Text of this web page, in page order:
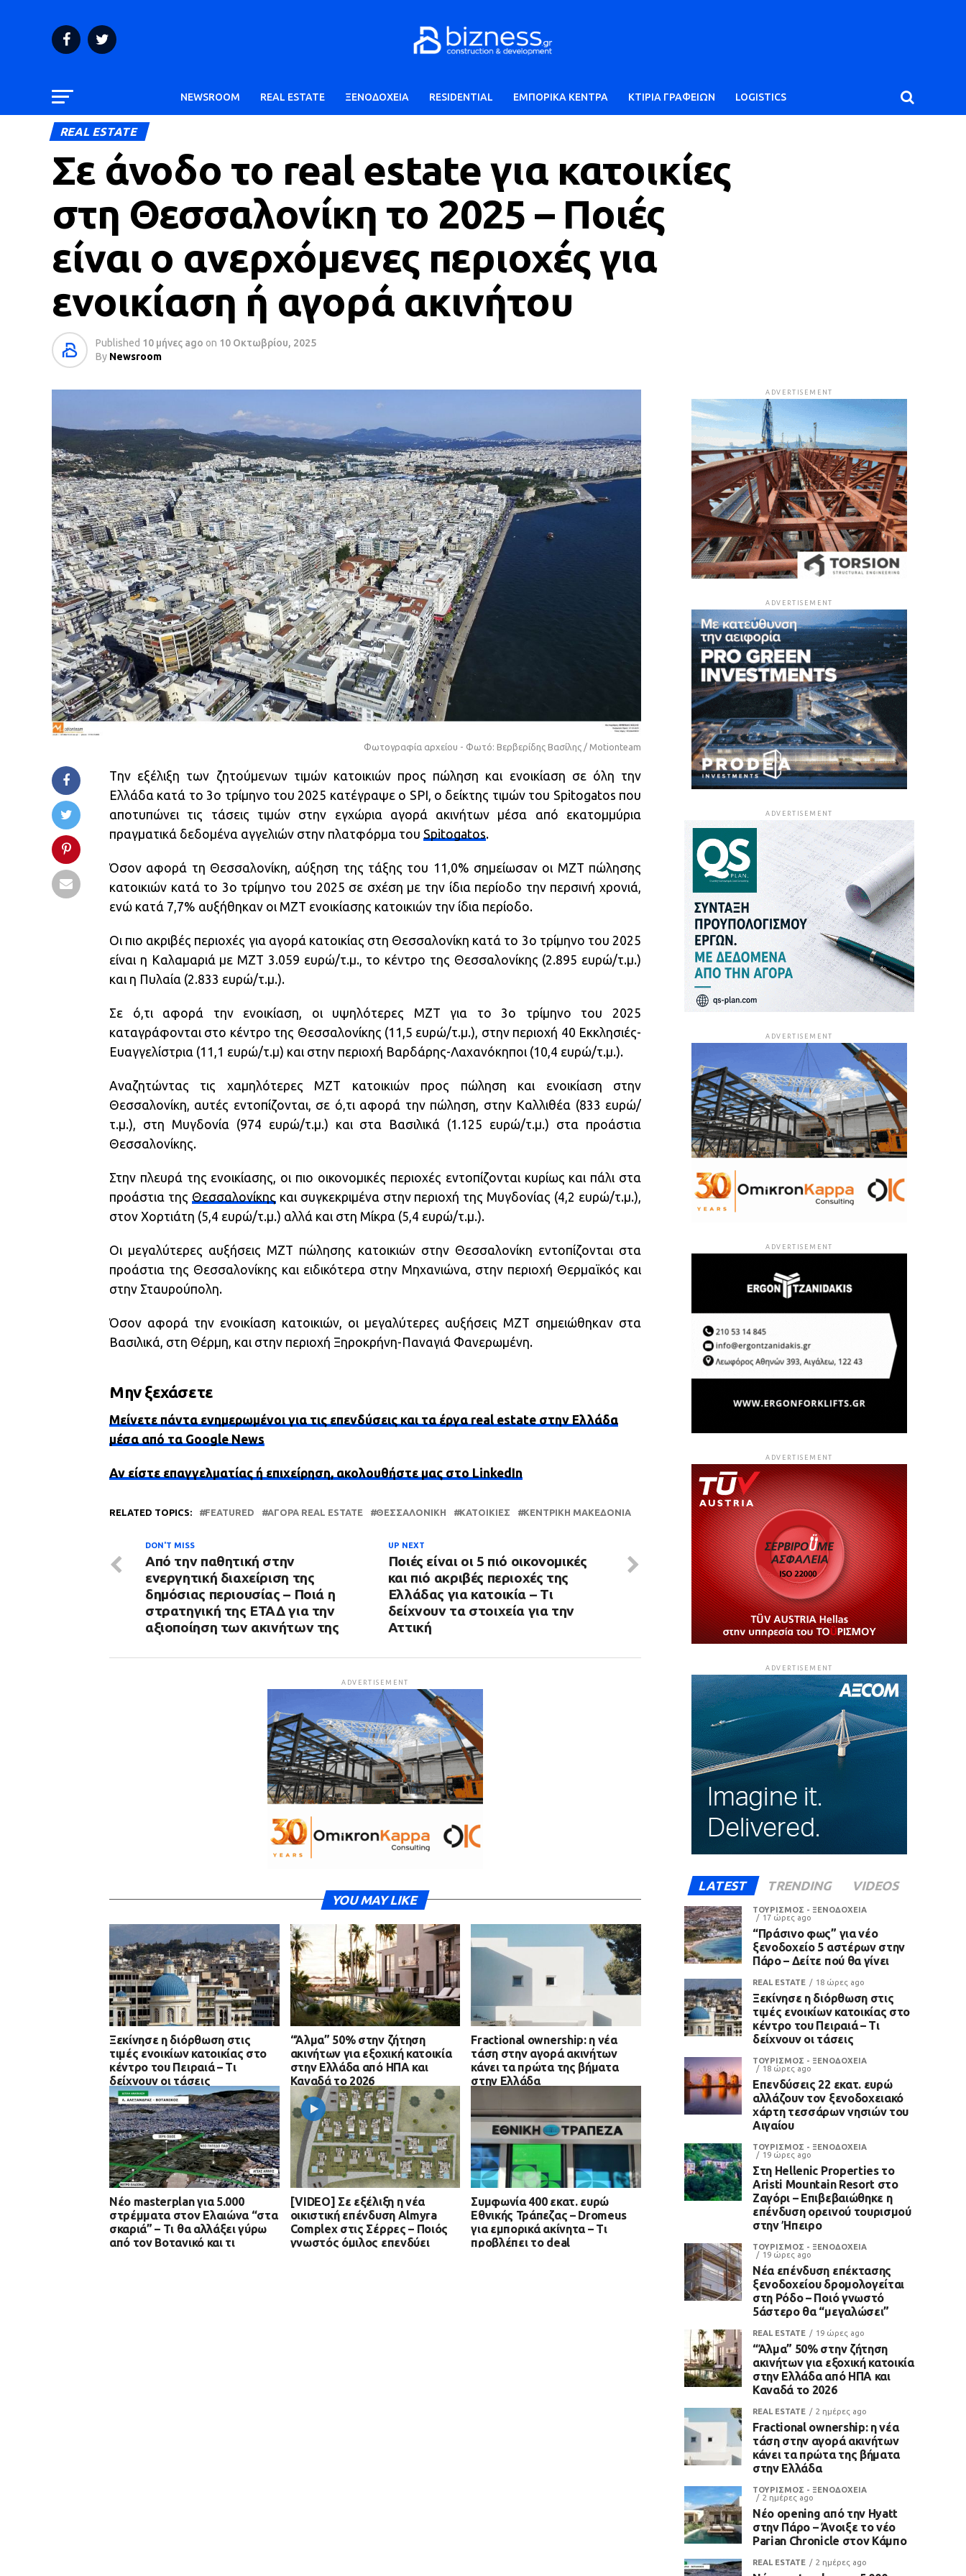
NEWSROOM REAL ESTATE ΞΕΝΟΔΟΧΕΙΑ RESIDENTIAL ΕΜΠΟΡΙΚΑ ΚΕΝΤΡΑ ΚΤΙΡΙΑ ΓΡΑΦΕΙΩΝ LOGISTICS
REAL ESTATE
Σε άνοδο το real estate για κατοικίες
στη Θεσσαλονίκη το 2025 – Ποιές
είναι ο ανερχόμενες περιοχές για
ενοικίαση ή αγορά ακινήτου
Published 10 μήνες ago on 10 Οκτωβρίου, 2025
By Newsroom
Φωτογραφία αρχείου - Φωτό: Βερβερίδης Βασίλης / Motionteam
Tην εξέλιξη των ζητούμενων τιμών κατοικιών προς πώληση και ενοικίαση σε όλη την
Ελλάδα κατά το 3ο τρίμηνο του 2025 κατέγραψε ο SPI, ο δείκτης τιμών του Spitogatos που
αποτυπώνει τις τάσεις τιμών στην εγχώρια αγορά ακινήτων μέσα από εκατομμύρια
πραγματικά δεδομένα αγγελιών στην πλατφόρμα του Spitogatos.
Όσον αφορά τη Θεσσαλονίκη, αύξηση της τάξης του 11,0% σημείωσαν οι ΜΖΤ πώλησης
κατοικιών κατά το 3ο τρίμηνο του 2025 σε σχέση με την ίδια περίοδο την περσινή χρονιά,
ενώ κατά 7,7% αυξήθηκαν οι ΜΖΤ ενοικίασης κατοικιών την ίδια περίοδο.
Οι πιο ακριβές περιοχές για αγορά κατοικίας στη Θεσσαλονίκη κατά το 3ο τρίμηνο του 2025
είναι η Καλαμαριά με ΜΖΤ 3.059 ευρώ/τ.μ., το κέντρο της Θεσσαλονίκης (2.895 ευρώ/τ.μ.)
και η Πυλαία (2.833 ευρώ/τ.μ.).
Σε ό,τι αφορά την ενοικίαση, οι υψηλότερες ΜΖΤ για το 3ο τρίμηνο του 2025
καταγράφονται στο κέντρο της Θεσσαλονίκης (11,5 ευρώ/τ.μ.), στην περιοχή 40 Εκκλησιές-
Ευαγγελίστρια (11,1 ευρώ/τ.μ) και στην περιοχή Βαρδάρης-Λαχανόκηποι (10,4 ευρώ/τ.μ.).
Αναζητώντας τις χαμηλότερες ΜΖΤ κατοικιών προς πώληση και ενοικίαση στην
Θεσσαλονίκη, αυτές εντοπίζονται, σε ό,τι αφορά την πώληση, στην Καλλιθέα (833 ευρώ/
τ.μ.), στη Μυγδονία (974 ευρώ/τ.μ.) και στα Βασιλικά (1.125 ευρώ/τ.μ.) στα προάστια
Θεσσαλονίκης.
Στην πλευρά της ενοικίασης, οι πιο οικονομικές περιοχές εντοπίζονται κυρίως και πάλι στα
προάστια της Θεσσαλονίκης και συγκεκριμένα στην περιοχή της Μυγδονίας (4,2 ευρώ/τ.μ.),
στον Χορτιάτη (5,4 ευρώ/τ.μ.) αλλά και στη Μίκρα (5,4 ευρώ/τ.μ.).
Οι μεγαλύτερες αυξήσεις ΜΖΤ πώλησης κατοικιών στην Θεσσαλονίκη εντοπίζονται στα
προάστια της Θεσσαλονίκης και ειδικότερα στην Μηχανιώνα, στην περιοχή Θερμαϊκός και
στην Σταυρούπολη.
Όσον αφορά την ενοικίαση κατοικιών, οι μεγαλύτερες αυξήσεις ΜΖΤ σημειώθηκαν στα
Βασιλικά, στη Θέρμη, και στην περιοχή Ξηροκρήνη-Παναγιά Φανερωμένη.
Μην ξεχάσετε
Μείνετε πάντα ενημερωμένοι για τις επενδύσεις και τα έργα real estate στην Ελλάδα
μέσα από τα Google News
Αν είστε επαγγελματίας ή επιχείρηση, ακολουθήστε μας στο LinkedIn
RELATED TOPICS: FEATURED ΑΓΟΡΆ REAL ESTATE ΘΕΣΣΑΛΟΝΊΚΗ ΚΑΤΟΙΚΊΕΣ ΚΕΝΤΡΙΚΉ ΜΑΚΕΔΟΝΊΑ
UP NEXT
Ποιές είναι οι 5 πιό οικονομικές
και πιό ακριβές περιοχές της
Ελλάδας για κατοικία – Τι
δείχνουν τα στοιχεία για την
Αττική
DON'T MISS
Από την παθητική στην
ενεργητική διαχείριση της
δημόσιας περιουσίας – Ποιά η
στρατηγική της ΕΤΑΔ για την
αξιοποίηση των ακινήτων της
ADVERTISEMENT
YOU MAY LIKE
Ξεκίνησε η διόρθωση στις
τιμές ενοικίων κατοικίας στο
κέντρο του Πειραιά – Τι
δείχνουν οι τάσεις
“Άλμα” 50% στην ζήτηση
ακινήτων για εξοχική κατοικία
στην Ελλάδα από ΗΠΑ και
Καναδά το 2026
Fractional ownership: η νέα
τάση στην αγορά ακινήτων
κάνει τα πρώτα της βήματα
στην Ελλάδα
Νέο masterplan για 5.000
στρέμματα στον Ελαιώνα “στα
σκαριά” – Τι θα αλλάξει γύρω
από τον Βοτανικό και τι
[VIDEO] Σε εξέλιξη η νέα
οικιστική επένδυση Almyra
Complex στις Σέρρες – Ποιός
γνωστός όμιλος επενδύει
Συμφωνία 400 εκατ. ευρώ
Εθνικής Τράπεζας – Dromeus
για εμπορικά ακίνητα – Τι
προβλέπει το deal
ADVERTISEMENT
ADVERTISEMENT
ADVERTISEMENT
ADVERTISEMENT
ADVERTISEMENT
ADVERTISEMENT
ADVERTISEMENT
LATEST TRENDING VIDEOS
ΤΟΥΡΙΣΜΟΣ - ΞΕΝΟΔΟΧΕΙΑ
17 ώρες ago
“Πράσινο φως” για νέο
ξενοδοχείο 5 αστέρων στην
Πάρο – Δείτε πού θα γίνει
REAL ESTATE 18 ώρες ago
Ξεκίνησε η διόρθωση στις
τιμές ενοικίων κατοικίας στο
κέντρο του Πειραιά – Τι
δείχνουν οι τάσεις
ΤΟΥΡΙΣΜΟΣ - ΞΕΝΟΔΟΧΕΙΑ
18 ώρες ago
Επενδύσεις 22 εκατ. ευρώ
αλλάζουν τον ξενοδοχειακό
χάρτη τεσσάρων νησιών του
Αιγαίου
ΤΟΥΡΙΣΜΟΣ - ΞΕΝΟΔΟΧΕΙΑ
19 ώρες ago
Στη Hellenic Properties το
Aristi Mountain Resort στο
Ζαγόρι – Επιβεβαιώθηκε η
επένδυση ορεινού τουρισμού
στην Ήπειρο
ΤΟΥΡΙΣΜΟΣ - ΞΕΝΟΔΟΧΕΙΑ
19 ώρες ago
Νέα επένδυση επέκτασης
ξενοδοχείου δρομολογείται
στη Ρόδο – Ποιό γνωστό
5άστερο θα “μεγαλώσει”
REAL ESTATE 19 ώρες ago
“Άλμα” 50% στην ζήτηση
ακινήτων για εξοχική κατοικία
στην Ελλάδα από ΗΠΑ και
Καναδά το 2026
REAL ESTATE 2 ημέρες ago
Fractional ownership: η νέα
τάση στην αγορά ακινήτων
κάνει τα πρώτα της βήματα
στην Ελλάδα
ΤΟΥΡΙΣΜΟΣ - ΞΕΝΟΔΟΧΕΙΑ
2 ημέρες ago
Νέο opening από την Hyatt
στην Πάρο – Άνοιξε το νέο
Parian Chronicle στον Κάμπο
REAL ESTATE 2 ημέρες ago